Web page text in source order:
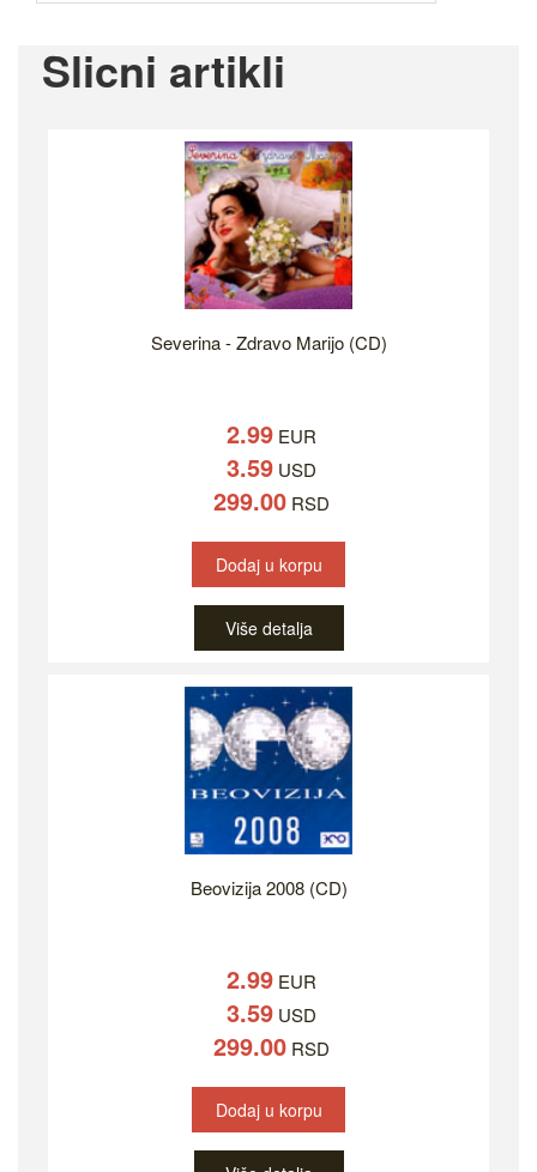
Slicni artikli
Severina - Zdravo Marijo (CD)
2.99 EUR
3.59 USD
299.00 RSD
Dodaj u korpu
Više detalja
Beovizija 2008 (CD)
2.99 EUR
3.59 USD
299.00 RSD
Dodaj u korpu